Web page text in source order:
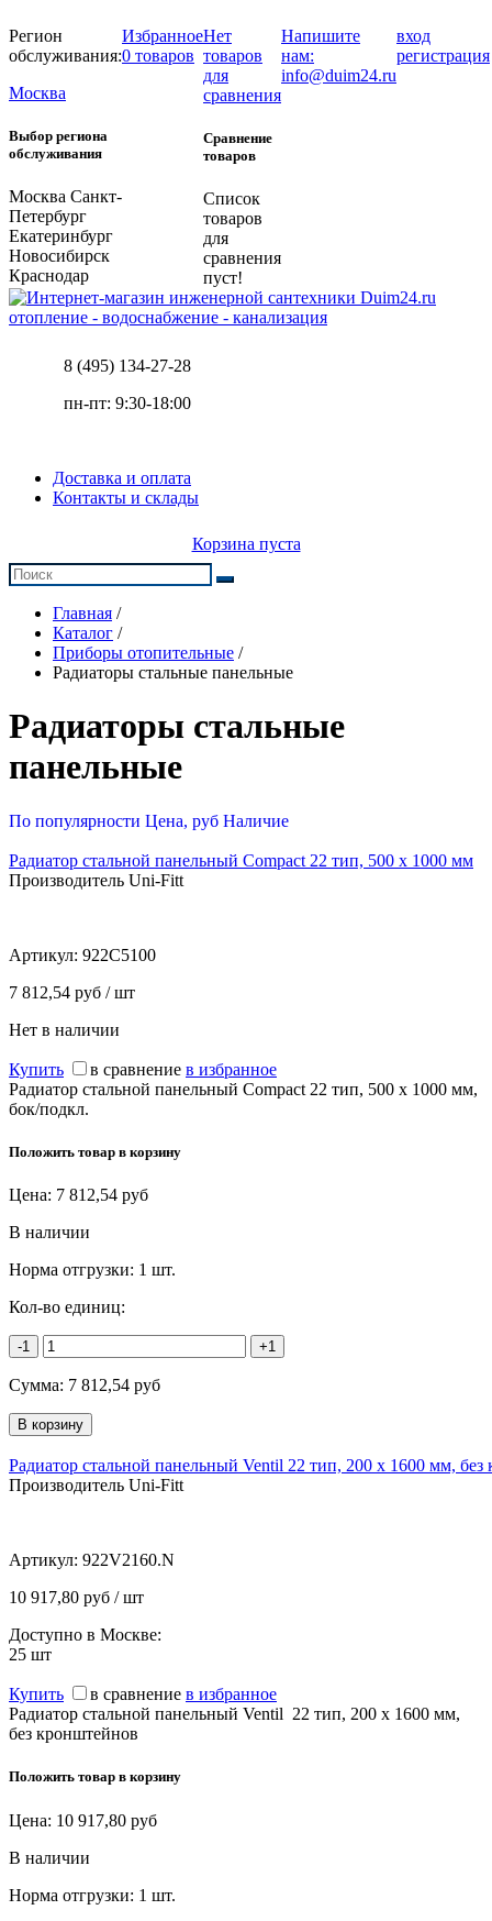
Регион
обслуживания:
Москва
Выбор региона
обслуживания
Москва Санкт-
Петербург
Екатеринбург
Новосибирск
Краснодар
Избранное
0 товаров
Нет
товаров
для
сравнения
Сравнение
товаров
Список
товаров
для
сравнения
пуст!
Напишите
нам:
info@duim24.ru
вход
регистрация
отопление - водоснабжение - канализация
8 (495) 134-27-28
пн-пт: 9:30-18:00
Доставка и оплата
Контакты и склады
Корзина пуста
Главная /
Каталог /
Приборы отопительные /
Радиаторы стальные панельные
Радиаторы стальные
панельные
По популярности Цена, руб Наличие
Радиатор стальной панельный Compact 22 тип, 500 х 1000 мм
Производитель Uni-Fitt
Артикул: 922C5100
7 812,54 руб / шт
Нет в наличии
Купить в сравнение в избранное
Радиатор стальной панельный Compact 22 тип, 500 х 1000 мм,
бок/подкл.
Положить товар в корзину
Цена: 7 812,54 руб
В наличии
Норма отгрузки: 1 шт.
Кол-во единиц:
-1 +1
Сумма: 7 812,54 руб
Радиатор стальной панельный Ventil 22 тип, 200 х 1600 мм,
Производитель Uni-Fitt
Артикул: 922V2160.N
10 917,80 руб / шт
Доступно в Москве:
25 шт
Купить в сравнение в избранное
Радиатор стальной панельный Ventil 22 тип, 200 х 1600 мм,
без кронштейнов
Положить товар в корзину
Цена: 10 917,80 руб
В наличии
Норма отгрузки: 1 шт.